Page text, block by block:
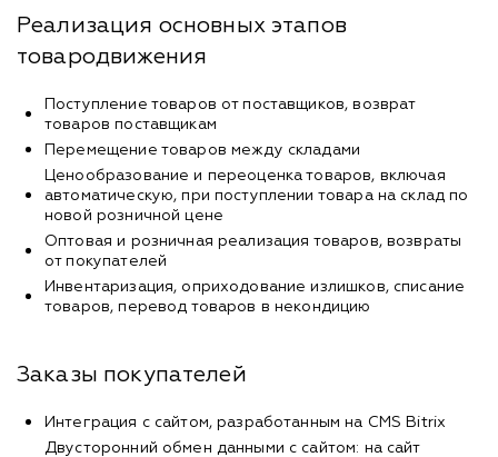
Реализация основных этапов
товародвижения
Поступление товаров от поставщиков, возврат
товаров поставщикам
Перемещение товаров между складами
Ценообразование и переоценка товаров, включая
автоматическую, при поступлении товара на склад по
новой розничной цене
Оптовая и розничная реализация товаров, возвраты
от покупателей
Инвентаризация, оприходование излишков, списание
товаров, перевод товаров в некондицию
Заказы покупателей
Интеграция с сайтом, разработанным на CMS Bitrix
Двусторонний обмен данными с сайтом: на сайт